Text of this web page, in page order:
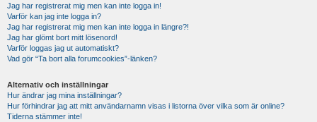
Jag har registrerat mig men kan inte logga in!
Varför kan jag inte logga in?
Jag har registrerat mig men kan inte logga in längre?!
Jag har glömt bort mitt lösenord!
Varför loggas jag ut automatiskt?
Vad gör “Ta bort alla forumcookies”-länken?
Alternativ och inställningar
Hur ändrar jag mina inställningar?
Hur förhindrar jag att mitt användarnamn visas i listorna över vilka som är online?
Tiderna stämmer inte!